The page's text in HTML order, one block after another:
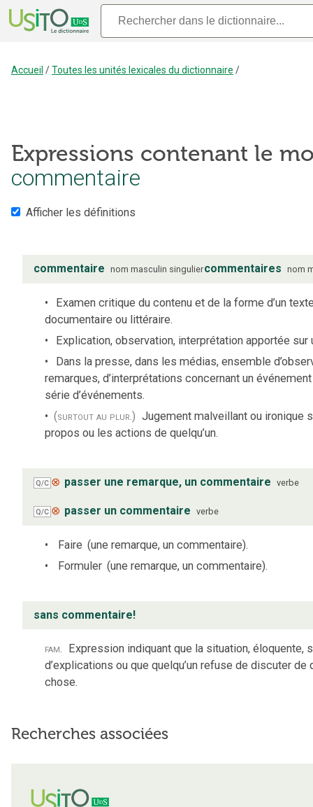
Accueil /Toutes les unités lexicales du dictionnaire /
Expressions contenant le
commentaire
Afficher les définitions
commentaire nom masculin singuliercommentaires nom
Examen critique du contenu et de la forme d’un
documentaire ou littéraire.
Explication, observation, interprétation apportée sur
Dans la presse, dans les médias, ensemble
remarques, d’interprétations concernant un
série d’événements.
(surtout au plur.) Jugement malveillant ou ironique
propos ou les actions de quelqu’un.
Q/C ⊗ passer une remarque, un commentaire verbe
Q/C ⊗ passer un commentaire verbe
Faire (une remarque, un commentaire).
Formuler (une remarque, un commentaire).
sans commentaire!
fam. Expression indiquant que la situation, éloquente,
d’explications ou que quelqu’un refuse de discuter de
chose.
Recherches associées